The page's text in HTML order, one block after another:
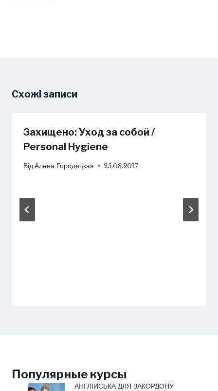
Схожі записи
Захищено: Уход за собой /
Personal Hygiene
ВідАлена Городецкая 25.08.2017
Популярные курсы
АНГЛІЙСЬКА ДЛЯ ЗАКОРДОНУ